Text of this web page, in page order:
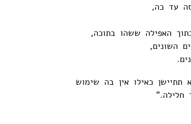
עד כה,
האפילה ששהו בתוכה,
השונים,
כאילו אין בה שימוש
חלילה."